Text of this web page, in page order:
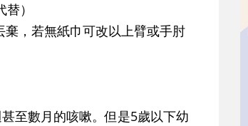
）
棄，若無紙巾可改以上臂或手肘
至數月的咳嗽。但是5歲以下幼